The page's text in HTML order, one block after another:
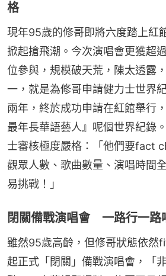
格
現年95歲的修哥即將六度踏上紅
掀起搶飛潮。今次演唱會更獲超
位參與，規模破天荒，陳太透露
一，就是為修哥申請健力士世界
兩年，終於成功申請在紅館舉行
最年長華語藝人』呢個世界紀錄
士審核極度嚴格：「他們要fact
觀眾人數、歌曲數量、演唱時間
易挑戰！」
閉關備戰演唱會 一路行一路
雖然95歲高齡，但修哥狀態依然
起正式「閉關」備戰演唱會，「